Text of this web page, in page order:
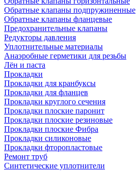
Обратные клапаны подпружиненные
Обратные клапаны фланцевые
Предохранительные клапаны
Редукторы давления
Уплотнительные материалы
Анаэробные герметики для резьбы
Лён и паста
Прокладки
Прокладки для кранбуксы
Прокладки для фланцев
Прокладки круглого сечения
Прокладки плоские паронит
Прокладки плоские резиновые
Прокладки плоские Фибра
Прокладки силиконовые
Прокладки фторопластовые
Ремонт труб
Синтетические уплотнители